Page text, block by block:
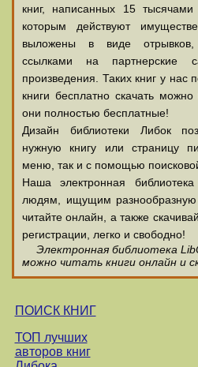
книг, написанных 15
которым действуют
выложены в виде отрывков,
ссылками на партнерские
произведения. Таких книг у нас
книги бесплатно скачать можно
они полностью бесплатные!
Дизайн библиотеки Либок
нужную книгу или страницу
меню, так и с помощью
Наша электронная
людям, ищущим
читайте онлайн, а также
регистрации, легко и свободно!
Электронная библиотека
можно читать книги онлайн и
ПОИСК КНИГ
ТОП лучших
авторов книг